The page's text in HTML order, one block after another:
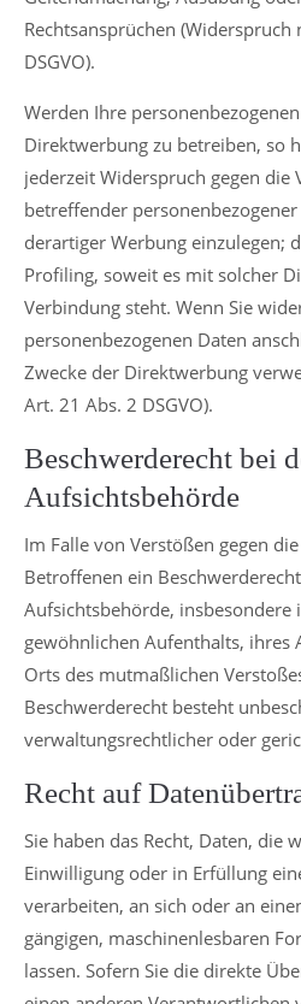
Rechtsansprüchen (Widerspruch
DSGVO).
Werden Ihre
Direktwerbung zu betreiben, so
jederzeit Widerspruch gegen die
betreffender
derartiger Werbung einzulegen;
Profiling, soweit es mit solcher
Verbindung steht. Wenn Sie
personenbezogenen Daten
Zwecke der Direktwerbung
Art. 21 Abs. 2 DSGVO).
Beschwerderecht bei
Aufsichtsbehörde
Im Falle von Verstößen gegen
Betroffenen ein
Aufsichtsbehörde,
gewöhnlichen Aufenthalts, ihres
Orts des mutmaßlichen
Beschwerderecht besteht
verwaltungsrechtlicher oder
Recht auf
Sie haben das Recht, Daten, die
Einwilligung oder in Erfüllung
verarbeiten, an sich oder an
gängigen, maschinenlesbaren
lassen. Sofern Sie die direkte